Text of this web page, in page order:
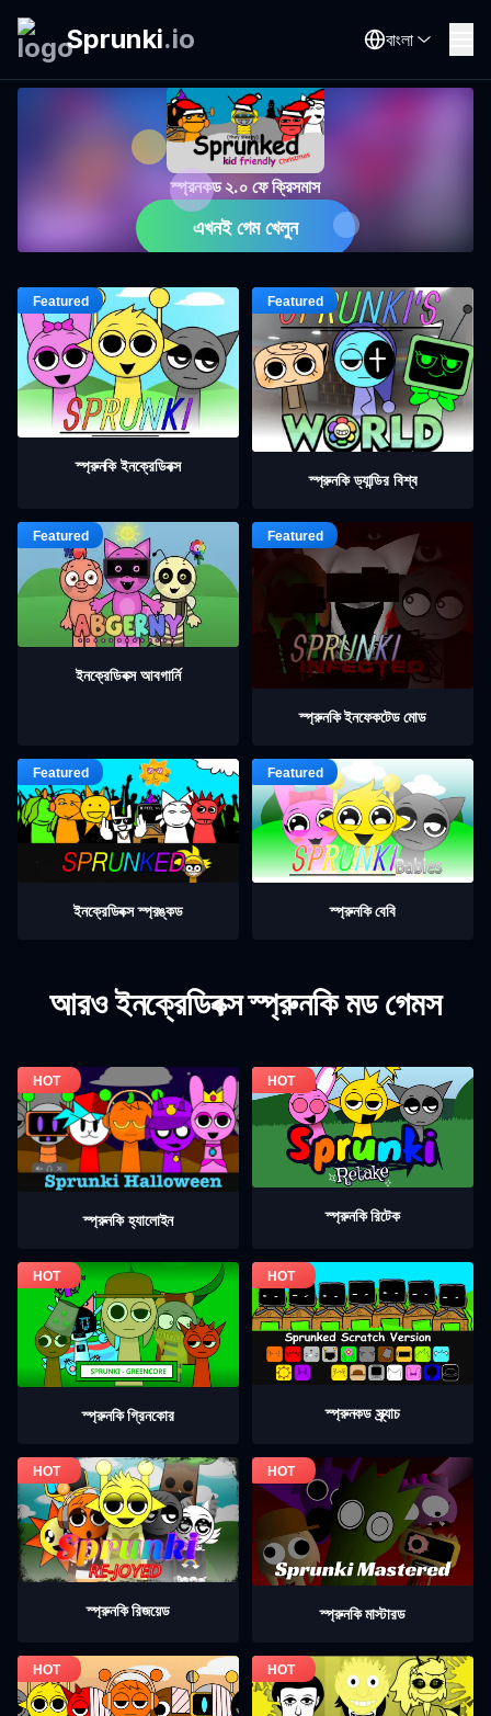
Sprunki.io বাংলা
স্প্রনকড ২.০ ফে ক্রিসমাস
এখনই গেম খেলুন
স্প্রুনকি ইনক্রেডিবক্স
স্প্রুনকি ড্যান্ডির বিশ্ব
ইনক্রেডিবক্স আবগার্নি
স্প্রুনকি ইনফেকটেড মোড
ইনক্রেডিবক্স স্প্রঙ্কড স্প্রুনকি বেবি
আরও ইনক্রেডিবক্স স্প্রুনকি মড গেমস
স্প্রুনকি হ্যালোইন স্প্রুনকি রিটেক
স্প্রুনকি গ্রিনকোর স্প্রুনকড স্ক্র্যাচ
স্প্রুনকি রিজয়েড স্প্রুনকি মাস্টারড